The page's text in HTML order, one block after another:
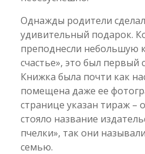
Однажды родители
удивительный подарок.
преподнесли небольшую
cчастье», это был первый
Книжка была почти как
помещена даже ее
странице указан тираж –
стояло название
пчелки», так они
семью.